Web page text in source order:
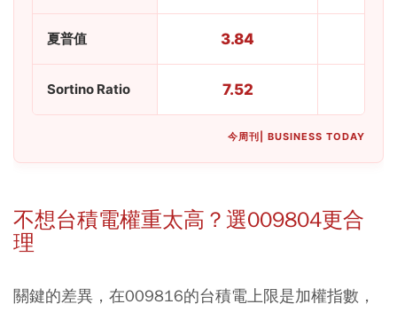
夏普值 3.84
Sortino Ratio 7.52
今周刊| BUSINESS TODAY
不想台積電權重太高？選009804更合
理
關鍵的差異，在009816的台積電上限是加權指數，